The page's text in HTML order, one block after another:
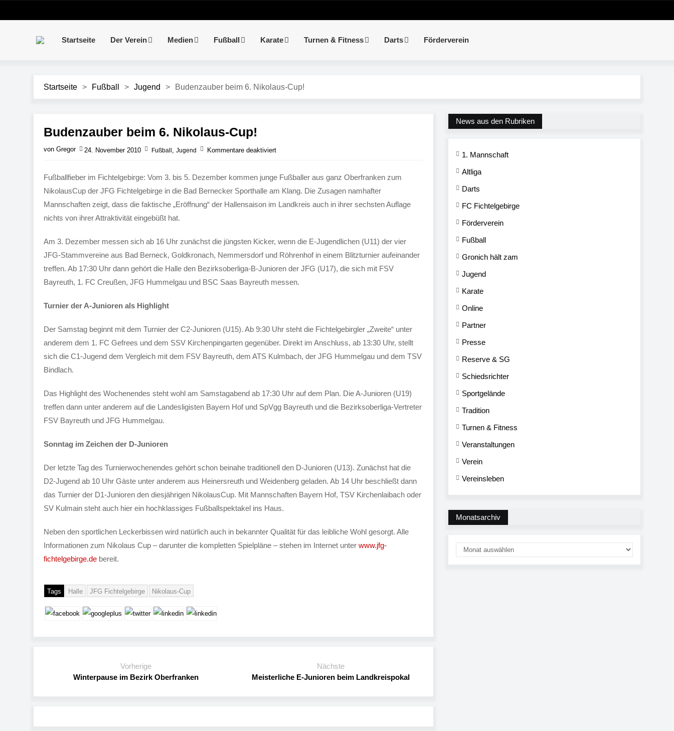
Startseite Der Verein Medien Fußball Karate Turnen & Fitness Darts Förderverein
Startseite > Fußball > Jugend > Budenzauber beim 6. Nikolaus-Cup!
Budenzauber beim 6. Nikolaus-Cup!
von Gregor 24. November 2010 Fußball , Jugend Kommentare deaktiviert
Fußballfieber im Fichtelgebirge: Vom 3. bis 5. Dezember kommen junge Fußballer aus ganz Oberfranken zum
NikolausCup der JFG Fichtelgebirge in die Bad Bernecker Sporthalle am Klang. Die Zusagen namhafter
Mannschaften zeigt, dass die faktische „Eröffnung“ der Hallensaison im Landkreis auch in ihrer sechsten Auflage
nichts von ihrer Attraktivität eingebüßt hat.
Am 3. Dezember messen sich ab 16 Uhr zunächst die jüngsten Kicker, wenn die E-Jugendlichen (U11) der vier
JFG-Stammvereine aus Bad Berneck, Goldkronach, Nemmersdorf und Röhrenhof in einem Blitzturnier aufeinander
treffen. Ab 17:30 Uhr dann gehört die Halle den Bezirksoberliga-B-Junioren der JFG (U17), die sich mit FSV
Bayreuth, 1. FC Creußen, JFG Hummelgau und BSC Saas Bayreuth messen.
Turnier der A-Junioren als Highlight
Der Samstag beginnt mit dem Turnier der C2-Junioren (U15). Ab 9:30 Uhr steht die Fichtelgebirgler „Zweite“ unter
anderem dem 1. FC Gefrees und dem SSV Kirchenpingarten gegenüber. Direkt im Anschluss, ab 13:30 Uhr, stellt
sich die C1-Jugend dem Vergleich mit dem FSV Bayreuth, dem ATS Kulmbach, der JFG Hummelgau und dem TSV
Bindlach.
Das Highlight des Wochenendes steht wohl am Samstagabend ab 17:30 Uhr auf dem Plan. Die A-Junioren (U19)
treffen dann unter anderem auf die Landesligisten Bayern Hof und SpVgg Bayreuth und die Bezirksoberliga-Vertreter
FSV Bayreuth und JFG Hummelgau.
Sonntag im Zeichen der D-Junioren
Der letzte Tag des Turnierwochenendes gehört schon beinahe traditionell den D-Junioren (U13). Zunächst hat die
D2-Jugend ab 10 Uhr Gäste unter anderem aus Heinersreuth und Weidenberg geladen. Ab 14 Uhr beschließt dann
das Turnier der D1-Junioren den diesjährigen NikolausCup. Mit Mannschaften Bayern Hof, TSV Kirchenlaibach oder
SV Kulmain steht auch hier ein hochklassiges Fußballspektakel ins Haus.
Neben den sportlichen Leckerbissen wird natürlich auch in bekannter Qualität für das leibliche Wohl gesorgt. Alle
Informationen zum Nikolaus Cup – darunter die kompletten Spielpläne – stehen im Internet unter www.jfg-
fichtelgebirge.de bereit.
Tags Halle JFG Fichtelgebirge Nikolaus-Cup
Vorherige
Winterpause im Bezirk Oberfranken
Nächste
Meisterliche E-Junioren beim Landkreispokal
News aus den Rubriken
1. Mannschaft
Altliga
Darts
FC Fichtelgebirge
Förderverein
Fußball
Gronich hält zam
Jugend
Karate
Online
Partner
Presse
Reserve & SG
Schiedsrichter
Sportgelände
Tradition
Turnen & Fitness
Veranstaltungen
Verein
Vereinsleben
Monatsarchiv